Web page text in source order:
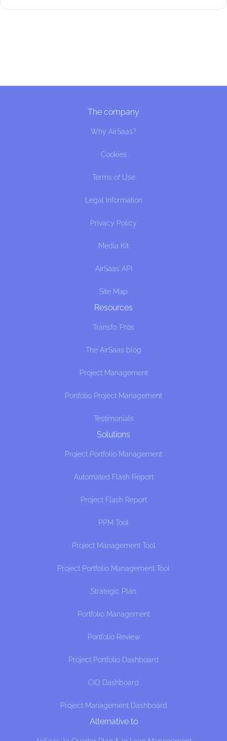
The company
Why AirSaas?
Cookies
Terms of Use
Legal Information
Privacy Policy
Media Kit
AirSaas API
Site Map
Resources
Transfo. Pros
The AirSaas blog
Project Management
Portfolio Project Management
Testimonials
Solutions
Project Portfolio Management
Automated Flash Report
Project Flash Report
PPM Tool
Project Management Tool
Project Portfolio Management Tool
Strategic Plan
Portfolio Management
Portfolio Review
Project Portfolio Dashboard
CIO Dashboard
Project Management Dashboard
Alternative to